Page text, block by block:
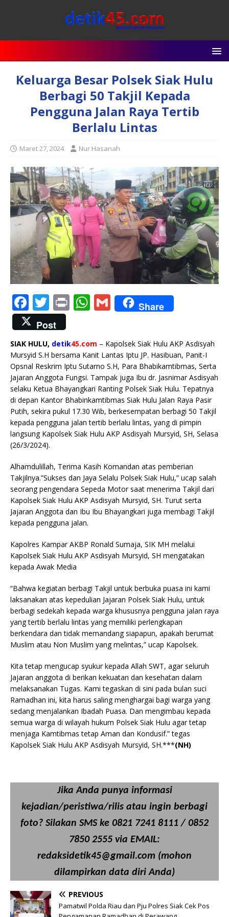
Keluarga Besar Polsek Siak Hulu
Berbagi 50 Takjil Kepada
Pengguna Jalan Raya Tertib
Berlalu Lintas
Maret 27, 2024 Nur Hasanah
F
a
c
e
b
o
o
k
T
w
it
te
r
P
t
W
s
A
p
p
G
m
ai
l
Share
Post
SIAK HULU, detik45.com – Kapolsek Siak Hulu AKP Asdisyah
Mursyid S.H bersama Kanit Lantas Iptu JP. Hasibuan, Panit-I
Opsnal Reskrim Iptu Sutarno S.H, Para Bhabikamtibmas, Serta
Jajaran Anggota Fungsi. Tampak juga Ibu dr. Jasnimar Asdisyah
selaku Ketua Bhayangkari Ranting Polsek Siak Hulu. Tepatnya
di depan Kantor Bhabinkamtibmas Siak Hulu Jalan Raya Pasir
Putih, sekira pukul 17.30 Wib, berkesempatan berbagi 50 Takjil
kepada pengguna jalan tertib berlalu lintas, yang di pimpin
langsung Kapolsek Siak Hulu AKP Asdisyah Mursyid, SH, Selasa
(26/3/2024).
Alhamdulillah, Terima Kasih Komandan atas pemberian
Takjilnya.”Sukses dan Jaya Selalu Polsek Siak Hulu,” ucap salah
seorang pengendara Sepeda Motor saat menerima Takjil dari
Kapolsek Siak Hulu AKP Asdisyah Mursyid, SH. Turut serta
Jajaran Anggota dan Ibu Ibu Bhayangkari juga membagi Takjil
kepada pengguna jalan.
Kapolres Kampar AKBP Ronald Sumaja, SIK MH melalui
Kapolsek Siak Hulu AKP Asdisyah Mursyid, SH mengatakan
kepada Awak Media
“Bahwa kegiatan berbagi Takjil untuk berbuka puasa ini kami
laksanakan atas kepedulian Jajaran Polsek Siak Hulu, untuk
berbagi sedekah kepada warga khususnya pengguna jalan raya
yang tertib berlalu lintas yang memiliki perlengkapan
berkendara dan tidak memandang siapapun, apakah berumat
Muslim atau Non Muslim yang melintas,” ucap Kapolsek.
Kita tetap mengucap syukur kepada Allah SWT, agar seluruh
Jajaran anggota di berikan kekuatan dan kesehatan dalam
melaksanakan Tugas. Kami tegaskan di sini pada bulan suci
Ramadhan ini, kita harus saling menghargai bagi warga yang
sedang menjalankan Ibadah Puasa. Dan mengimbau kepada
semua warga di wilayah hukum Polsek Siak Hulu agar tetap
menjaga Kamtibmas tetap Aman dan Kondusif.” tegas
Kapolsek Siak Hulu AKP Asdisyah Mursyid, SH.***(NH)
Jika Anda punya informasi
kejadian/peristiwa/rilis atau ingin berbagi
foto? Silakan SMS ke 0821 7241 8111 / 0852
7850 2555 via EMAIL:
redaksidetik45@gmail.com (mohon
dilampirkan data diri Anda)
PREVIOUS
Pamatwil Polda Riau dan Pju Polres Siak Cek Pos